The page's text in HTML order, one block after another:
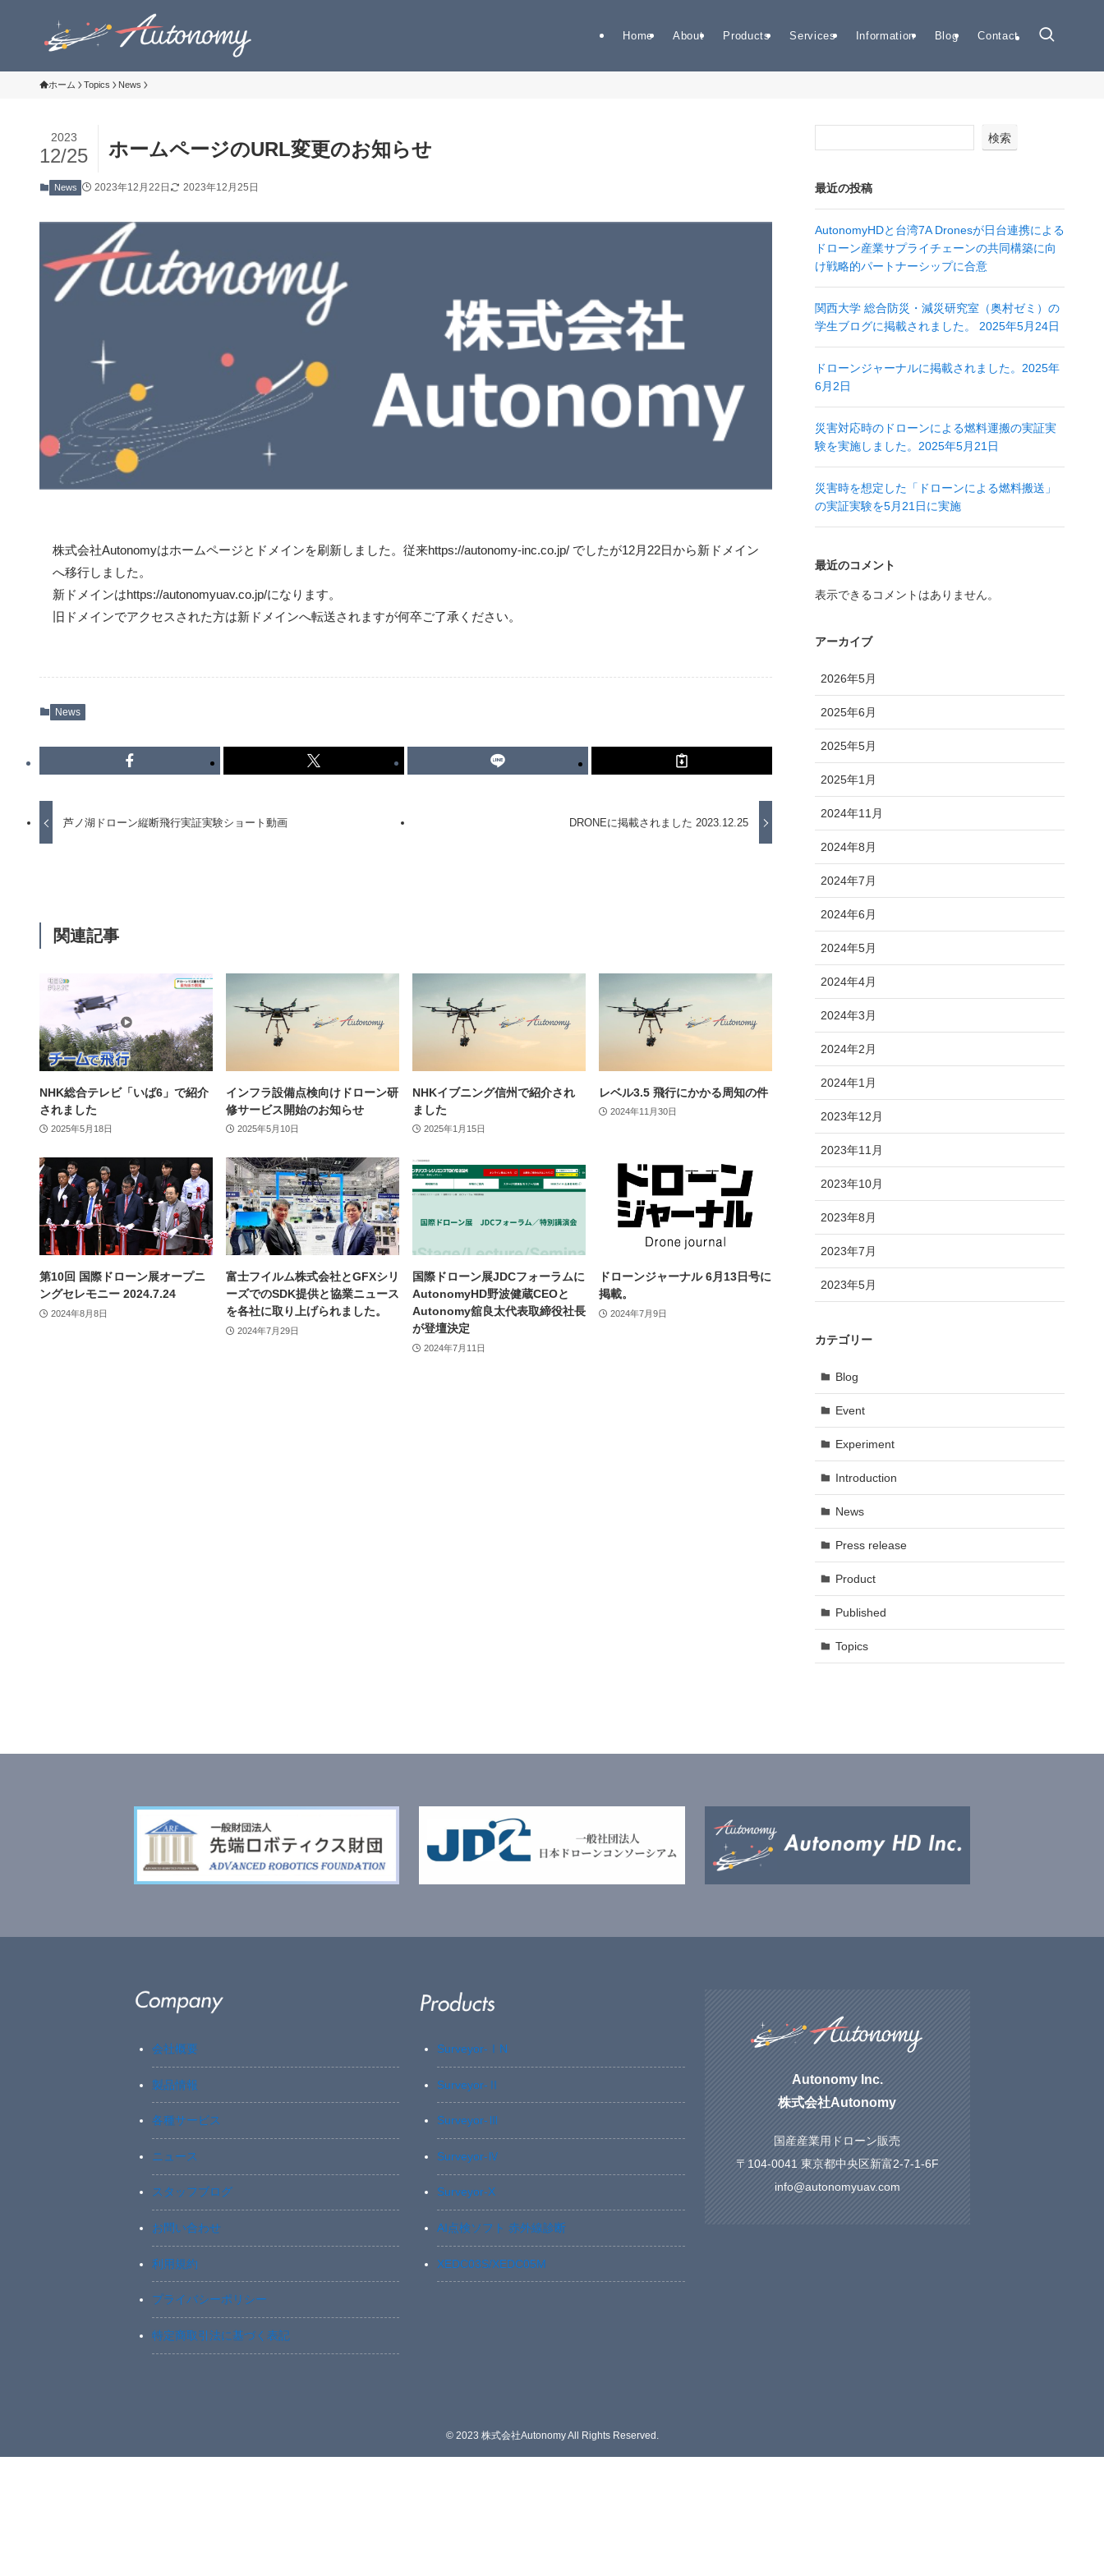
Home About Products Services Information Blog Contact
ホーム Topics News
ホームページのURL変更のお知らせ
2023
12/25
News 2023年12月22日 2023年12月25日
株式会社Autonomyはホームページとドメインを刷新しました。従来https://autonomy-inc.co.jp/ でしたが12月22日から新ドメイン
へ移行しました。
新ドメインはhttps://autonomyuav.co.jp/になります。
旧ドメインでアクセスされた方は新ドメインへ転送されますが何卒ご了承ください。
News
芦ノ湖ドローン縦断飛行実証実験ショート動画 DRONEに掲載されました 2023.12.25
関連記事
NHK総合テレビ「いば6」で紹介
されました
2025年5月18日
インフラ設備点検向けドローン研
修サービス開始のお知らせ
2025年5月10日
NHKイブニング信州で紹介され
ました
2025年1月15日
レベル3.5 飛行にかかる周知の件
2024年11月30日
第10回 国際ドローン展オープニ
ングセレモニー 2024.7.24
2024年8月8日
富士フイルム株式会社とGFXシリ
ーズでのSDK提供と協業ニュース
を各社に取り上げられました。
2024年7月29日
国際ドローン展JDCフォーラムに
AutonomyHD野波健蔵CEOと
Autonomy舘良太代表取締役社長
が登壇決定
2024年7月11日
ドローンジャーナル 6月13日号に
掲載。
2024年7月9日
検索
最近の投稿
AutonomyHDと台湾7A Dronesが日台連携による
ドローン産業サプライチェーンの共同構築に向
け戦略的パートナーシップに合意
関西大学 総合防災・減災研究室（奥村ゼミ）の
学生ブログに掲載されました。 2025年5月24日
ドローンジャーナルに掲載されました。2025年
6月2日
災害対応時のドローンによる燃料運搬の実証実
験を実施しました。2025年5月21日
災害時を想定した「ドローンによる燃料搬送」
の実証実験を5月21日に実施
最近のコメント
表示できるコメントはありません。
アーカイブ
2026年5月
2025年6月
2025年5月
2025年1月
2024年11月
2024年8月
2024年7月
2024年6月
2024年5月
2024年4月
2024年3月
2024年2月
2024年1月
2023年12月
2023年11月
2023年10月
2023年8月
2023年7月
2023年5月
カテゴリー
Blog
Event
Experiment
Introduction
News
Press release
Product
Published
Topics
会社概要
製品情報
各種サービス
ニュース
スタッフブログ
お問い合わせ
利用規約
プライバシーポリシー
特定商取引法に基づく表記
Surveyor-ⅠN
Surveyor-Ⅱ
Surveyor-Ⅲ
Surveyor-Ⅳ
Surveyor-X
AI点検ソフト 赤外線診断
XEDC03S/XEDC05M
Autonomy Inc.
株式会社Autonomy
国産産業用ドローン販売
〒104-0041 東京都中央区新富2-7-1-6F
info@autonomyuav.com
©2023 株式会社Autonomy All Rights Reserved.